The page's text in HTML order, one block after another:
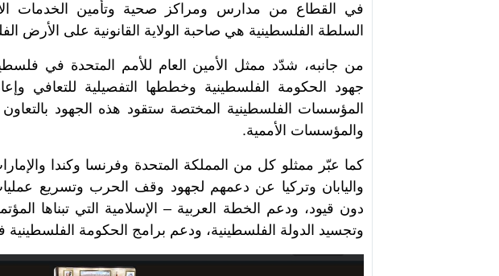
في القطاع من مدارس ومراكز صحية وتأمين الخدمات
السلطة الفلسطينية هي صاحبة الولاية القانونية على الأرض
من جانبه، شدّد ممثل الأمين العام للأمم المتحدة في
جهود الحكومة الفلسطينية وخططها التفصيلية للتعافي
المؤسسات الفلسطينية المختصة ستقود هذه الجهود
والمؤسسات الأممية.
كما عبّر ممثلو كل من المملكة المتحدة وفرنسا وكندا
واليابان وتركيا عن دعمهم لجهود وقف الحرب وتسريع
دون قيود، ودعم الخطة العربية – الإسلامية التي تبناها
وتجسيد الدولة الفلسطينية، ودعم برامج الحكومة الفلسطينية